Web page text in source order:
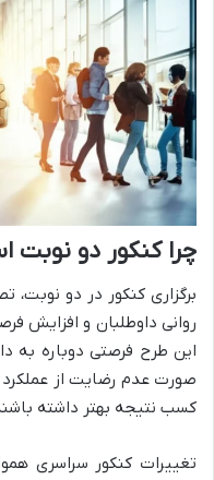
چرا کنکور دو نوبت
برگزاری کنکور در دو
روانی داوطلبان و افزایش
این طرح فرصتی دوباره به
صورت عدم رضایت از
کسب نتیجه بهتر داشته
تغییرات کنکور سراسری